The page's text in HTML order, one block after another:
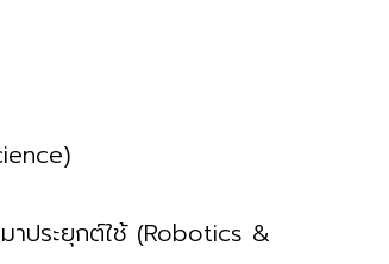
าประยุกต์ใช้ (Robotics &